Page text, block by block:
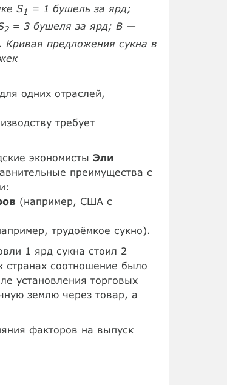
S 1 = 1 бушель за ярд;
2 = 3 бушеля за ярд; В —
предложения сукна в
одних отраслей,
требует
экономисты Эли
преимущества с
(например, США с
трудоёмкое сукно).
1 ярд сукна стоил 2
странах соотношение было
установления торговых
землю через товар, а
факторов на выпуск